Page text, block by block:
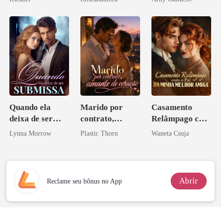
Quando ela
deixa de ser
submissa
Lynna Morrow
Marido por
contrato,
amante de
Plastic Thorn
Casamento
Relâmpago com
o Pai da Minha
Waneta Csuja
Reclame seu bônus no App Abrir